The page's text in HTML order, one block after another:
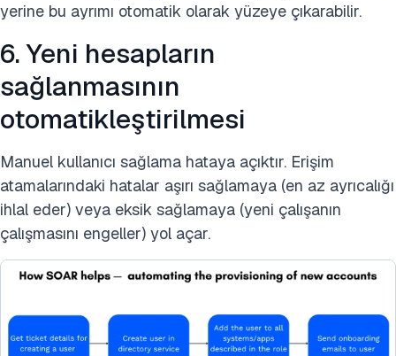
yerine bu ayrımı otomatik olarak yüzeye çıkarabilir.
6. Yeni hesapların
sağlanmasının
otomatikleştirilmesi
Manuel kullanıcı sağlama hataya açıktır. Erişim
atamalarındaki hatalar aşırı sağlamaya (en az ayrıcalığı
ihlal eder) veya eksik sağlamaya (yeni çalışanın
çalışmasını engeller) yol açar.